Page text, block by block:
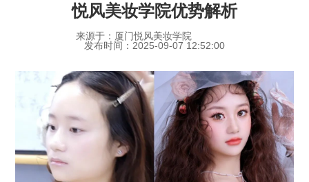
悦风美妆学院优势解析
来源于：厦门悦风美妆学院
发布时间：2025-09-07 12:52:00